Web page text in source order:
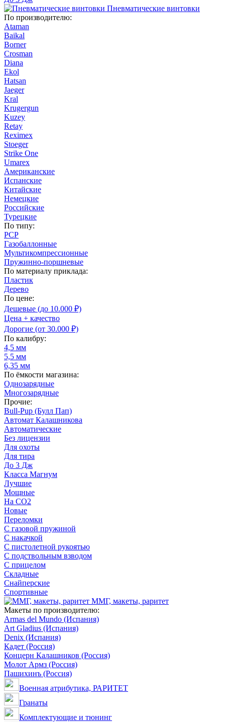
Пневматические винтовки
По производителю:
Ataman
Baikal
Borner
Crosman
Diana
Ekol
Hatsan
Jaeger
Kral
Krugergun
Kuzey
Retay
Reximex
Stoeger
Strike One
Umarex
Американские
Испанские
Китайские
Немецкие
Российские
Турецкие
По типу:
PCP
Газобаллонные
Мультикомпрессионные
Пружинно-поршневые
По материалу приклада:
Пластик
Дерево
По цене:
Дешевые (до 10.000 ₽)
Цена + качество
Дорогие (от 30.000 ₽)
По калибру:
4,5 мм
5,5 мм
6,35 мм
По ёмкости магазина:
Однозарядные
Многозарядные
Прочие:
Bull-Pup (Булл Пап)
Автомат Калашникова
Автоматические
Без лицензии
Для охоты
Для тира
До 3 Дж
Класса Магнум
Лучшие
Мощные
На CO2
Новые
Переломки
С газовой пружиной
С накачкой
С пистолетной рукоятью
С подствольным взводом
С прицелом
Складные
Снайперские
Спортивные
ММГ, макеты, раритет
Макеты по производителю:
Armas del Mundo (Испания)
Art Gladius (Испания)
Denix (Испания)
Кадет (Россия)
Концерн Калашников (Россия)
Молот Армз (Россия)
Пашихинъ (Россия)
Военная атрибутика, РАРИТЕТ
Гранаты
Комплектующие и тюнинг